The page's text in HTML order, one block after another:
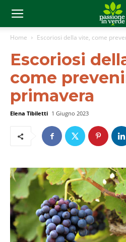
Home Escoriosi della vite, come
Escoriosi
come
primavera
Elena Tibiletti 1 Giugno 2023